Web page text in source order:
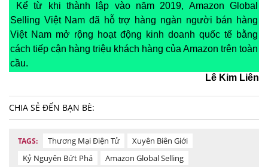
Kể từ khi thành lập vào năm 2019, Amazon Global
Selling Việt Nam đã hỗ trợ hàng ngàn người bán hàng
Việt Nam mở rộng hoạt động kinh doanh quốc tế bằng
cách tiếp cận hàng triệu khách hàng của Amazon trên toàn
cầu.
Lê Kim Liên
CHIA SẺ ĐẾN BẠN BÈ:
TAGS: Thương Mại Điện Tử
Xuyên Biên Giới
Kỷ Nguyên Bứt Phá
Amazon Global Selling